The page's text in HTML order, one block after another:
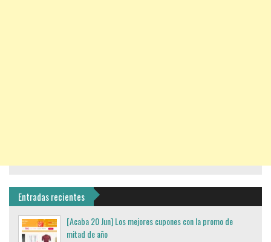
Entradas recientes
[Acaba 20 Jun] Los mejores cupones con la promo de
mitad de año